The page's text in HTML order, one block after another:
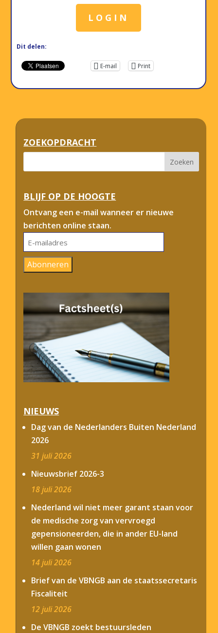
LOGIN
Dit delen:
E-mail Print
ZOEKOPDRACHT
BLIJF OP DE HOOGTE
Ontvang een e-mail wanneer er nieuwe
berichten online staan.
E-
mailadres
Abonneren
NIEUWS
Dag van de Nederlanders Buiten Nederland
2026
31 juli 2026
Nieuwsbrief 2026-3
18 juli 2026
Nederland wil niet meer garant staan voor
de medische zorg van vervroegd
gepensioneerden, die in ander EU-land
willen gaan wonen
14 juli 2026
Brief van de VBNGB aan de staatssecretaris
Fiscaliteit
12 juli 2026
De VBNGB zoekt bestuursleden